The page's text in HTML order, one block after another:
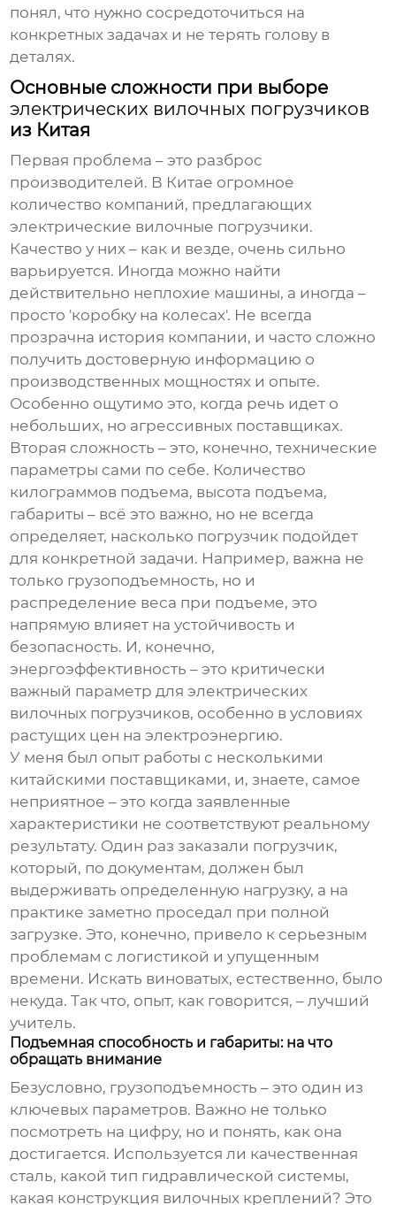
понял, что нужно сосредоточиться на
конкретных задачах и не терять голову в
деталях.
Основные сложности при выборе
электрических вилочных погрузчиков
из Китая
Первая проблема – это разброс
производителей. В Китае огромное
количество компаний, предлагающих
электрические вилочные погрузчики.
Качество у них – как и везде, очень сильно
варьируется. Иногда можно найти
действительно неплохие машины, а иногда –
просто 'коробку на колесах'. Не всегда
прозрачна история компании, и часто сложно
получить достоверную информацию о
производственных мощностях и опыте.
Особенно ощутимо это, когда речь идет о
небольших, но агрессивных поставщиках.
Вторая сложность – это, конечно, технические
параметры сами по себе. Количество
килограммов подъема, высота подъема,
габариты – всё это важно, но не всегда
определяет, насколько погрузчик подойдет
для конкретной задачи. Например, важна не
только грузоподъемность, но и
распределение веса при подъеме, это
напрямую влияет на устойчивость и
безопасность. И, конечно,
энергоэффективность – это критически
важный параметр дляэлектрических
вилочных погрузчиков, особенно в условиях
растущих цен на электроэнергию.
У меня был опыт работы с несколькими
китайскими поставщиками, и, знаете, самое
неприятное – это когда заявленные
характеристики не соответствуют реальному
результату. Один раз заказали погрузчик,
который, по документам, должен был
выдерживать определенную нагрузку, а на
практике заметно проседал при полной
загрузке. Это, конечно, привело к серьезным
проблемам с логистикой и упущенным
времени. Искать виноватых, естественно, было
некуда. Так что, опыт, как говорится, – лучший
учитель.
Подъемная способность и габариты: на что
обращать внимание
Безусловно, грузоподъемность – это один из
ключевых параметров. Важно не только
посмотреть на цифру, но и понять, как она
достигается. Используется ли качественная
сталь, какой тип гидравлической системы,
какая конструкция вилочных креплений? Это